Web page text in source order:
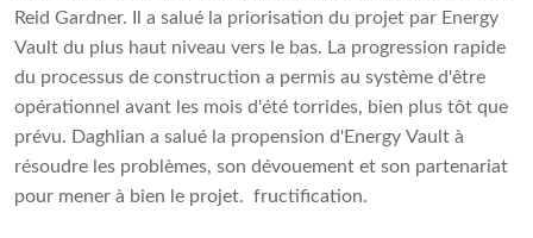
Reid Gardner. Il a salué la priorisation du projet par Energy
Vault du plus haut niveau vers le bas. La progression rapide
du processus de construction a permis au système d'être
opérationnel avant les mois d'été torrides, bien plus tôt que
prévu. Daghlian a salué la propension d'Energy Vault à
résoudre les problèmes, son dévouement et son partenariat
pour mener à bien le projet. fructification.